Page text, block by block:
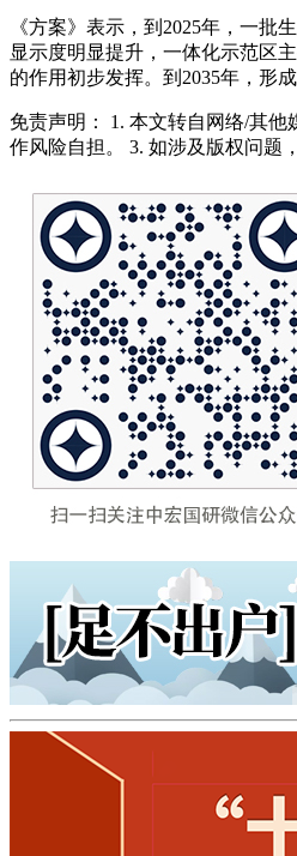
《方案》表示，到2025年，一
显示度明显提升，一体化示范区
的作用初步发挥。到2035年，形
免责声明： 1. 本文转自网络/其
作风险自担。 3. 如涉及版权问题